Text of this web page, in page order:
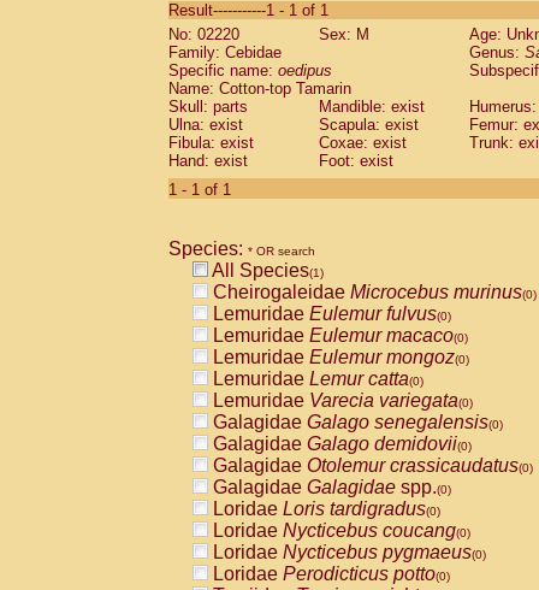
CebidaeSaguinus labiatus(0)
Cebidae Saguinus leucopus (0)
Cebidae
CebidaeSaguinus mystax
Cebidae Saguinus nigricollis (0)
Cebidae Saguinus oedipus
Cebidae Saguinus weddelli
Cebidae Saguinusspp.
Cebidae
CebidaeCebus capucinus
CebidaeCebus nigrivittatus
CebidaeCebus spp.(0)
CebidaeSaimiri boliviensis(0)
CebidaeSaimiri sciureus(0)
AtelidaeAlouatta caraya(0)
AtelidaeAlouatta fusca(0)
AtelidaeAlouatta seniculus(0)
AtelidaeAlouattaspp.(0)
AtelidaeAteles belzebuth(0)
AtelidaeAteles geoffroyi(0)
AtelidaeAteles paniscus(0)
AtelidaeAtelesspp.(0)
AtelidaeLagothrix lagothricha(0)
AtelidaeLagothrix lagothricha cana
PitheciidaeCacajao calvus
Result-----------1 - 1 of 1
No: 02220
Sex: M
Age:
Family: Cebidae
Genus:
Specific name: oedipus
Name: Cotton-top Tamarin
Skull: parts
Mandible: exist
Ulna: exist
Scapula: exist
Femur:
Fibula: exist
Coxae: exist
Trunk:
Hand: exist
Foot: exist
1 - 1 of 1
Species: * OR search
All Species(1)
Cheirogaleidae Microcebus murinus(0)
Lemuridae Eulemur fulvus(0)
Lemuridae Eulemur macaco(0)
Lemuridae Eulemur mongoz(0)
Lemuridae Lemur catta(0)
Lemuridae Varecia variegata(0)
Galagidae Galago senegalensis(0)
Galagidae Galago demidovii(0)
Galagidae Otolemur crassicaudatus(0)
Galagidae Galagidae spp.(0)
Loridae Loris tardigradus(0)
Loridae Nycticebus coucang(0)
Loridae Nycticebus pygmaeus(0)
Loridae Perodicticus potto(0)